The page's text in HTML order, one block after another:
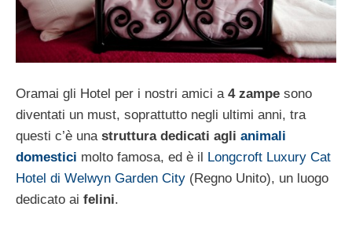
Oramai gli Hotel per i nostri amici a 4 zampe sono
diventati un must, soprattutto negli ultimi anni, tra
questi c’è una struttura dedicati agli animali
domestici molto famosa, ed è il Longcroft Luxury Cat
Hotel di Welwyn Garden City (Regno Unito), un luogo
dedicato ai felini.